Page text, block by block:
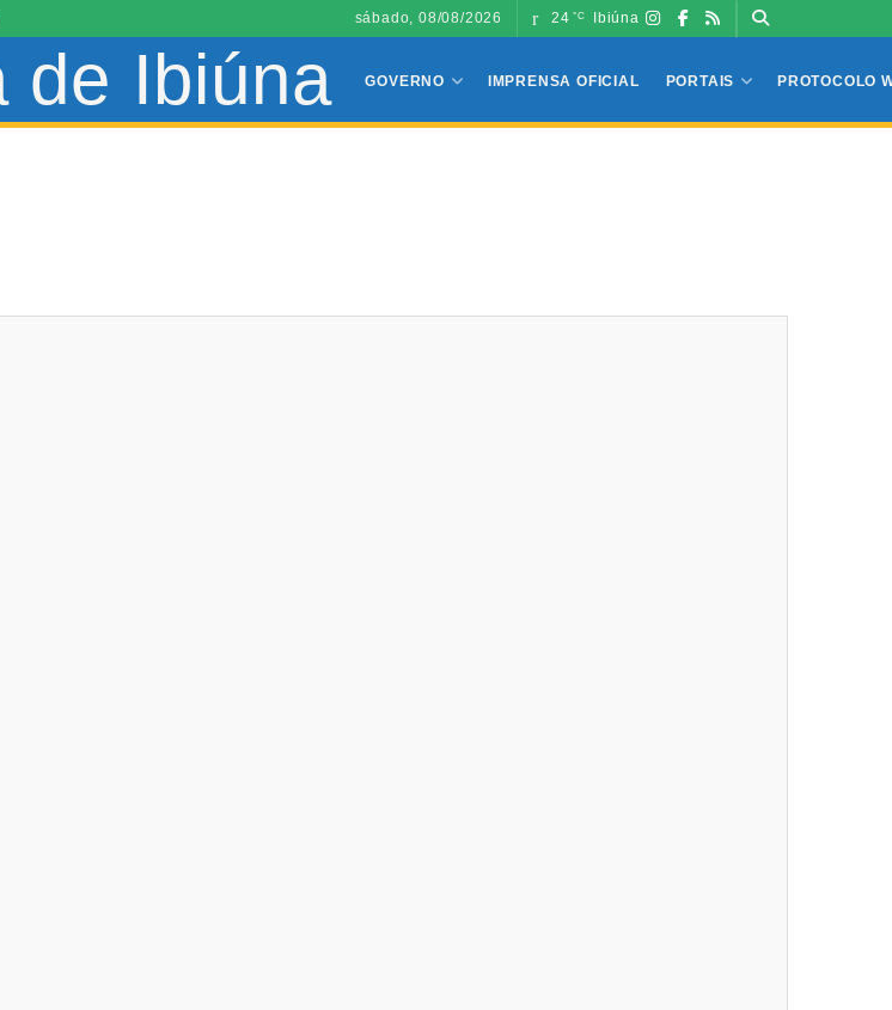
sábado, 08/08/2026 24 °C Ibiúna
GOVERNO IMPRENSA OFICIAL PORTAIS PROTOCOLO